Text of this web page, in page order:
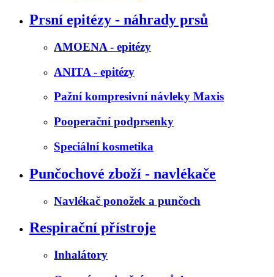
Prsní epitézy - náhrady prsů
AMOENA - epitézy
ANITA - epitézy
Pažní kompresivní návleky Maxis
Pooperační podprsenky
Speciální kosmetika
Punčochové zboží - navlékače
Navlékač ponožek a punčoch
Respirační přístroje
Inhalátory